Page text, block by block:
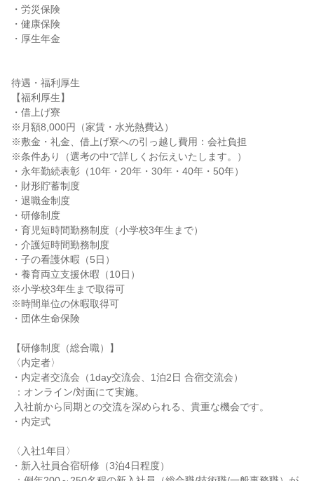
・労災保険
・健康保険
・厚生年金
待遇・福利厚生
【福利厚生】
・借上げ寮
※月額8,000円（家賃・水光熱費込）
※敷金・礼金、借上げ寮への引っ越し費用：会社負担
※条件あり（選考の中で詳しくお伝えいたします。）
・永年勤続表彰（10年・20年・30年・40年・50年）
・財形貯蓄制度
・退職金制度
・研修制度
・育児短時間勤務制度（小学校3年生まで）
・介護短時間勤務制度
・子の看護休暇（5日）
・養育両立支援休暇（10日）
※小学校3年生まで取得可
※時間単位の休暇取得可
・団体生命保険
【研修制度（総合職）】
〈内定者〉
・内定者交流会（1day交流会、1泊2日 合宿交流会）
・内定式
〈入社1年目〉
・新入社員合宿研修（3泊4日程度）